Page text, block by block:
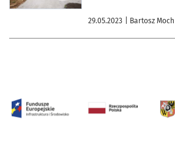
29.05.2023 | Bartosz Moch